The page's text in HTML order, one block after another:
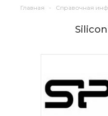
Главная - Справочная